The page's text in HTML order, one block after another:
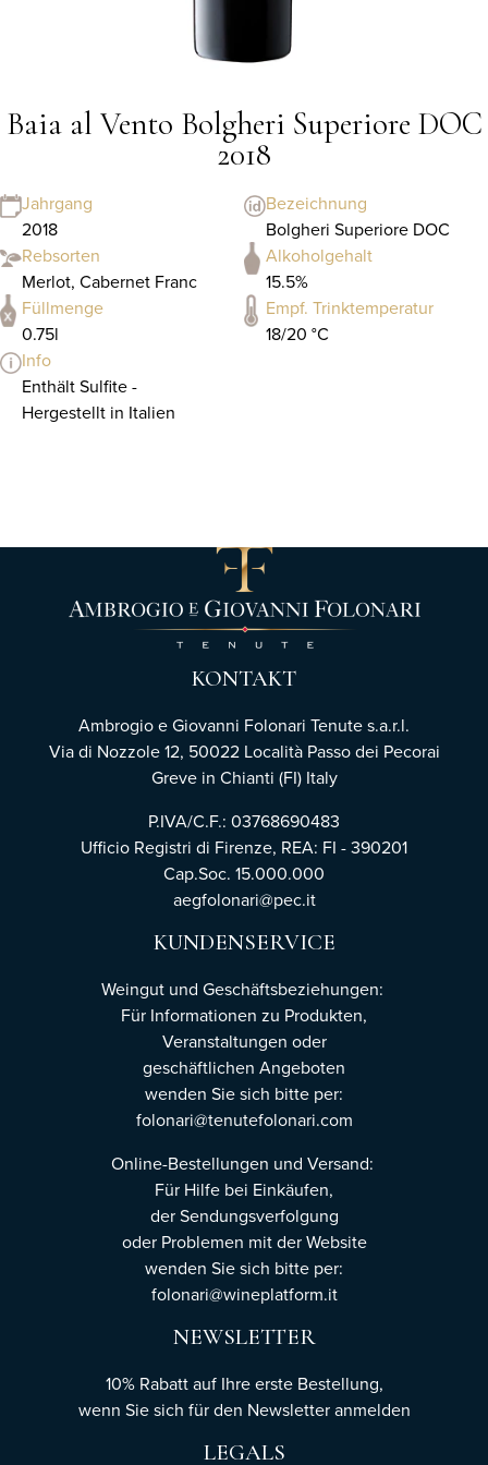
Baia al Vento Bolgheri Superiore DOC
2018
Jahrgang
2018
Bezeichnung
Bolgheri Superiore DOC
Rebsorten
Merlot, Cabernet Franc
Alkoholgehalt
15.5%
Füllmenge
0.75l
Empf. Trinktemperatur
18/20 °C
Info
Enthält Sulfite -
Hergestellt in Italien
KONTAKT
Ambrogio e Giovanni Folonari Tenute s.a.r.l.
Via di Nozzole 12, 50022 Località Passo dei Pecorai
Greve in Chianti (FI) Italy
P.IVA/C.F.: 03768690483
Ufficio Registri di Firenze, REA: FI - 390201
Cap.Soc. 15.000.000
aegfolonari@pec.it
KUNDENSERVICE
Weingut und Geschäftsbeziehungen:
Für Informationen zu Produkten,
Veranstaltungen oder
geschäftlichen Angeboten
wenden Sie sich bitte per:
folonari@tenutefolonari.com
Online-Bestellungen und Versand:
Für Hilfe bei Einkäufen,
der Sendungsverfolgung
oder Problemen mit der Website
wenden Sie sich bitte per:
folonari@wineplatform.it
NEWSLETTER
10% Rabatt auf Ihre erste Bestellung,
wenn Sie sich für den Newsletteranmelden
LEGALS